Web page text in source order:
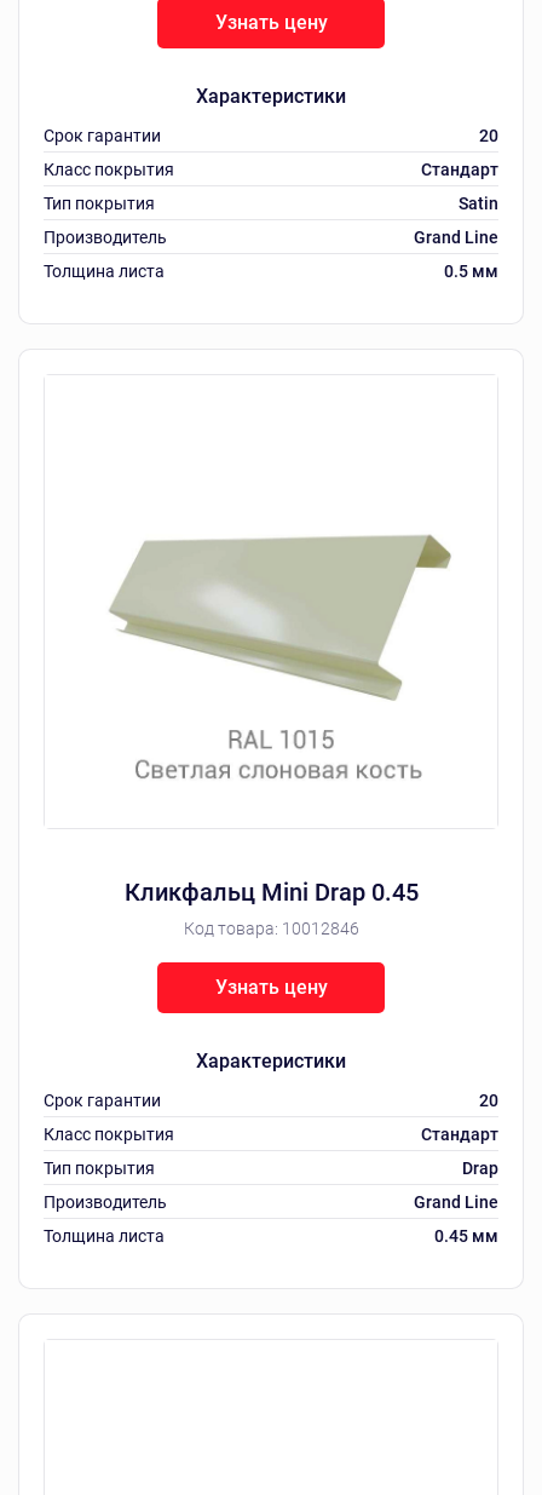
Характеристики
Срок гарантии
20
Класс покрытия
Стандарт
Тип покрытия
Satin
Производитель
Grand Line
Толщина листа
0.5 мм
Узнать цену
Кликфальц Mini Drap 0.45
Код товара: 10012846
Характеристики
Срок гарантии
20
Класс покрытия
Стандарт
Тип покрытия
Drap
Производитель
Grand Line
Толщина листа
0.45 мм
Узнать цену